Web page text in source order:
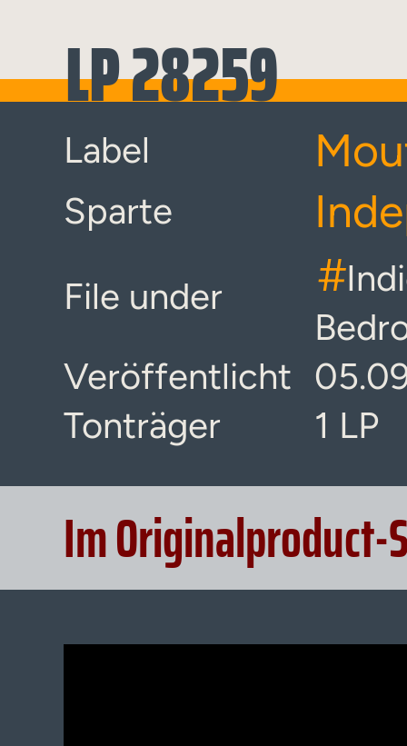
LP 28259
Label
Sparte
File under #
Veröffentlicht
Tonträger
1 LP
Im